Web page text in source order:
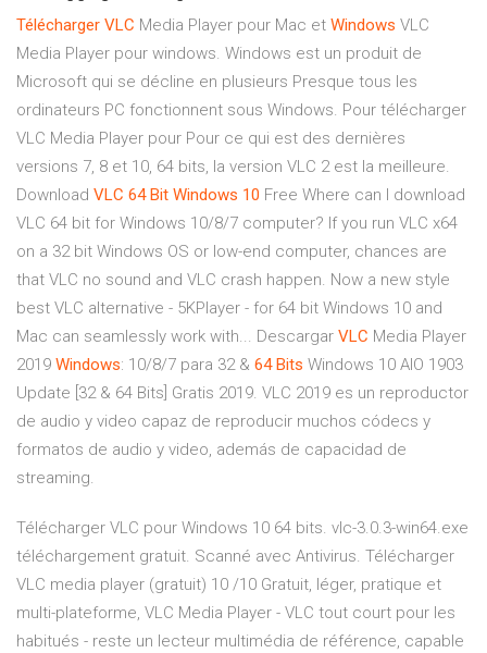
Télécharger VLC Media Player pour Mac et Windows VLC
Media Player pour windows. Windows est un produit de
Microsoft qui se décline en plusieurs Presque tous les
ordinateurs PC fonctionnent sous Windows. Pour télécharger
VLC Media Player pour Pour ce qui est des dernières
versions 7, 8 et 10, 64 bits, la version VLC 2 est la meilleure.
Download VLC 64 Bit Windows 10 Free Where can I download
VLC 64 bit for Windows 10/8/7 computer? If you run VLC x64
on a 32 bit Windows OS or low-end computer, chances are
that VLC no sound and VLC crash happen. Now a new style
best VLC alternative - 5KPlayer - for 64 bit Windows 10 and
Mac can seamlessly work with... Descargar VLC Media Player
2019 Windows: 10/8/7 para 32 & 64 Bits Windows 10 AIO 1903
Update [32 & 64 Bits] Gratis 2019. VLC 2019 es un reproductor
de audio y video capaz de reproducir muchos códecs y
formatos de audio y video, además de capacidad de
streaming.
Télécharger VLC pour Windows 10 64 bits. vlc-3.0.3-win64.exe
téléchargement gratuit. Scanné avec Antivirus. Télécharger
VLC media player (gratuit) 10 /10 Gratuit, léger, pratique et
multi-plateforme, VLC Media Player - VLC tout court pour les
habitués - reste un lecteur multimédia de référence, capable